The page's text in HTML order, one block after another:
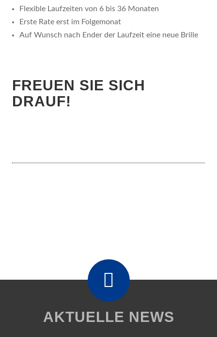
Flexible Laufzeiten von 6 bis 36 Monaten
Erste Rate erst im Folgemonat
Auf Wunsch nach Ender der Laufzeit eine neue Brille
FREUEN SIE SICH
DRAUF!
AKTUELLE NEWS